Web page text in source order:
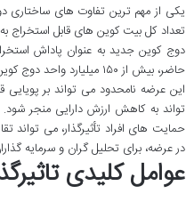
یکی از مهم ترین تفاوت های ساختاری
دوج کوین جدید به عنوان پاداش
حاضر، بیش از ۱۵۰ میلیارد واحد دوج کوین در گردش قرار دارد و تقریباً ۵ میلیارد دوج کوین جدید سالانه تولید می شود.
این عرضه نامحدود می تواند بر
تواند به کاهش ارزش دارایی منجر
حمایت های افراد تأثیرگذار، می تواند
در عرضه، برای تحلیل گران و سرمایه
عوامل کلیدی